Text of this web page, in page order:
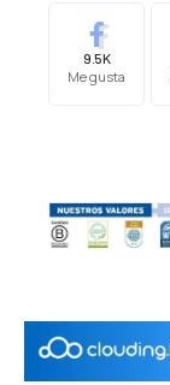
9.5K
Me gusta